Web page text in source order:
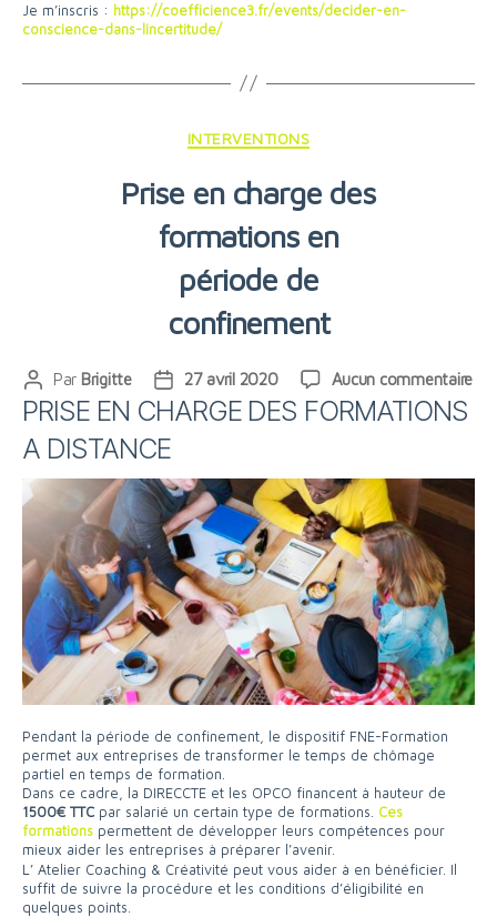
Je m’inscris : https://coefficience3.fr/events/decider-en-
conscience-dans-lincertitude/
Catégories
INTERVENTIONS
Prise en charge des
formations en
période de
confinement
Auteur
de
Par Brigitte
Date
de
27 avril 2020 Aucun commentairesur
des
PRISE EN CHARGE DES FORMATIONS
A DISTANCE
Pendant la période de confinement, le dispositif FNE-Formation
permet aux entreprises de transformer le temps de chômage
partiel en temps de formation.
Dans ce cadre, la DIRECCTE et les OPCO financent à hauteur de
1500€ TTC par salarié un certain type de formations. Ces
formations permettent de développer leurs compétences pour
mieux aider les entreprises à préparer l’avenir.
L’ Atelier Coaching & Créativité peut vous aider à en bénéficier. Il
suffit de suivre la procédure et les conditions d’éligibilité en
quelques points.